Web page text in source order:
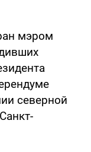
мэром
северной